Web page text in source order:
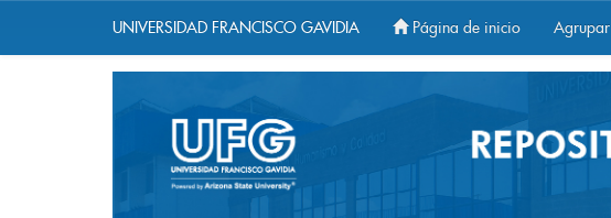
UNIVERSIDAD FRANCISCO GAVIDIA Página de inicio Agrupar